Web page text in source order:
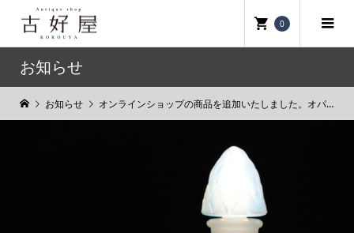
0
お知らせ
お知らせ オンラインショップの商品を追加いたしました。オパールセント香水ビン マリウスエルネストサビーノ